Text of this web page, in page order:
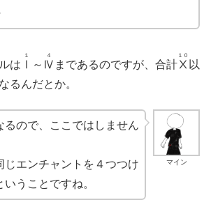
は Ⅰ
１
～ Ⅳ
４
まであるのですが、 合計Ⅹ
１０
以
るんだとか。
マイン
るので、ここではしません
じエンチャントを４つつけ
うことですね。